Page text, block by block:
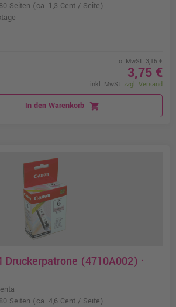
Seiten (ca. 1,3 Cent / Seite)
o. MwSt. 3,15 €
3,75 €
inkl. MwSt. zzgl. Versand
In den Warenkorb shopping_cart
Druckerpatrone (4710A002) ·
Seiten (ca. 4,6 Cent / Seite)